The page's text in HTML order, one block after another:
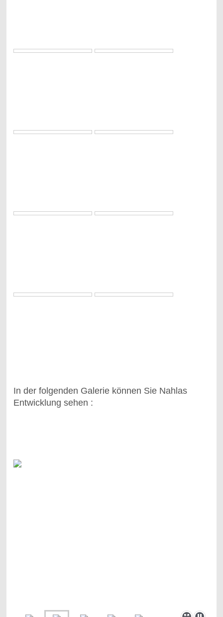
In der folgenden Galerie können Sie Nahlas
Entwicklung sehen :